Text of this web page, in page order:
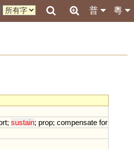
粵
普
; sustain; prop; compensate for